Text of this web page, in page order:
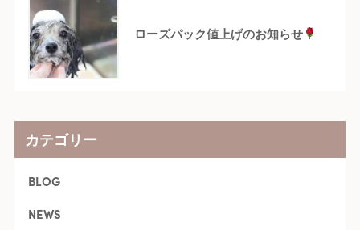
ローズパック値上げのお知らせ
カテゴリー
BLOG
NEWS